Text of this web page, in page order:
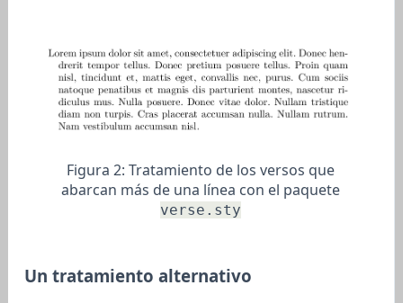
Figura 2:Tratamiento de los versos que
abarcan más de una línea con el paquete
verse.sty
Un tratamiento alternativo